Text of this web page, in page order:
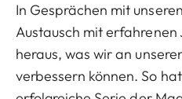
In Gesprächen mit
Austausch mit
heraus, was wir an
verbessern können. So